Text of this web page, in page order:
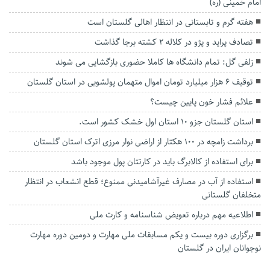
هفته گرم و تابستانی در انتظار اهالی گلستان است
تصادف پراید و پژو در کلاله ۲ کشته برجا گذاشت
زلفی گل: تمام دانشگاه ها کاملا حضوری بازگشایی می شوند
توقیف ۶ هزار میلیارد تومان اموال متهمان پولشویی در استان گلستان
علائم فشار خون پایین چیست؟
استان گلستان جزو 10 استان اول خشک کشور است.
برداشت زامچه در ۱٠٠ هکتار از اراضی نوار مرزی اترک استان گلستان
برای استفاده از کالابرگ باید در کارتتان پول موجود باشد
استفاده از آب در مصارف غیرآشامیدنی ممنوع؛ قطع انشعاب در انتظار
متخلفان گلستانی
اطلاعیه مهم درباره تعویض شناسنامه و کارت ملی
برگزاری دوره بیست و یکم مسابقات ملی مهارت و دومین دوره مهارت
نوجوانان ایران در گلستان